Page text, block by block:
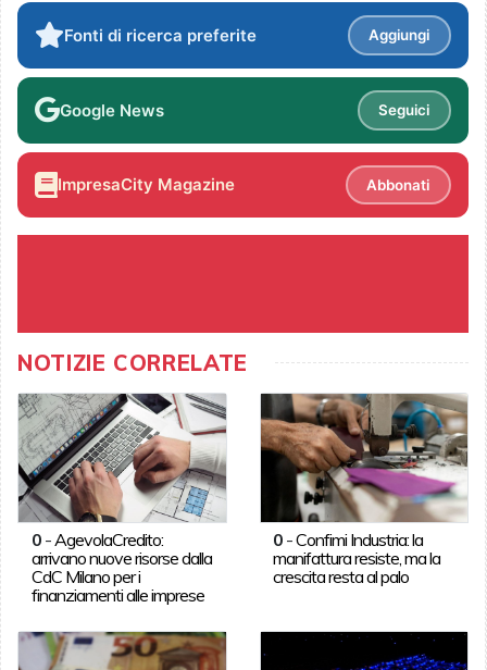
Fonti di ricerca preferite Aggiungi
Google News Seguici
ImpresaCity Magazine Abbonati
NOTIZIE CORRELATE
0- AgevolaCredito:
arrivano nuove risorse dalla
CdC Milano per i
finanziamenti alle imprese
0 -Confimi Industria: la
manifattura resiste, ma la
crescita resta al palo